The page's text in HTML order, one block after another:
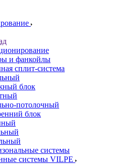
и фанкойлы
сплит-система
блок
потолочный
блок
системы
системы VILPE